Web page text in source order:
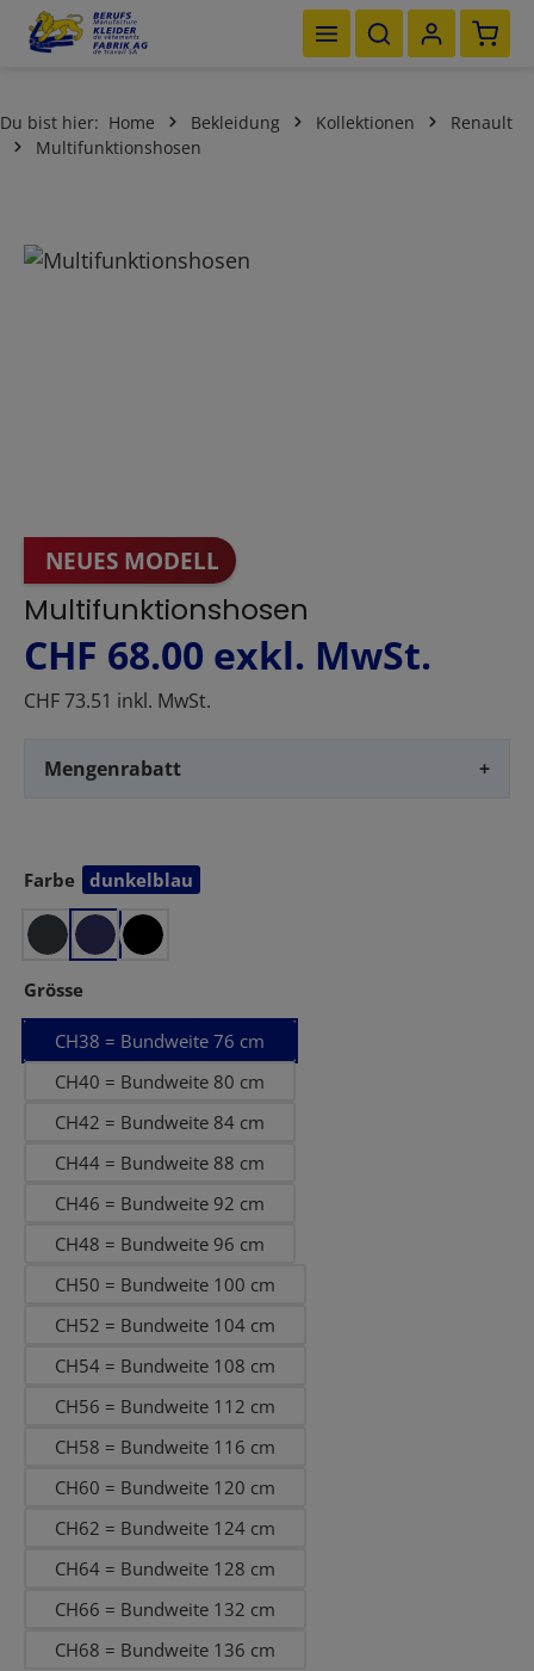
Zum Hauptinhalt springen
Du bist hier: Home Bekleidung Kollektionen
Renault
Multifunktionshosen
Bildergalerie überspringen
NEUES MODELL
Multifunktionshosen
CHF 68.00 exkl. MwSt.
CHF 73.51 inkl. MwSt.
Mengenrabatt +
Farbe
auswählendunkelblau
Grösse
CH38 = Bundweite 76 cm
CH40 = Bundweite 80 cm
CH42 = Bundweite 84 cm
CH44 = Bundweite 88 cm
CH46 = Bundweite 92 cm
CH48 = Bundweite 96 cm
CH50 = Bundweite 100 cm
CH52 = Bundweite 104 cm
CH54 = Bundweite 108 cm
CH56 = Bundweite 112 cm
CH58 = Bundweite 116 cm
CH60 = Bundweite 120 cm
CH62 = Bundweite 124 cm
CH64 = Bundweite 128 cm
CH66 = Bundweite 132 cm
CH68 = Bundweite 136 cm